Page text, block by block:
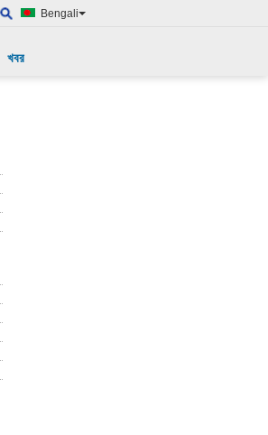
Bengali
খবর